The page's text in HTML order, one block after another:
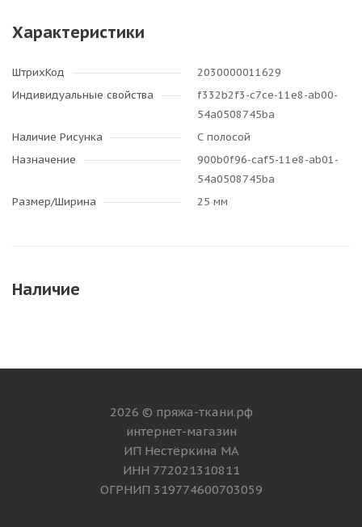
Характеристики
ШтрихКод
2030000011629
Индивидуальные свойства
f332b2f3-c7ce-11e8-ab00-
54a0508745ba
Наличие Рисунка
С полосой
Назначение
900b0f96-caf5-11e8-ab01-
54a0508745ba
Размер/Ширина
25 мм
Наличие
2026 © пряжа-ткани.рф
интернет-магазин
ИП Нестёркина МА
ИНН 772021310811
ОГРНИП 319774600703059